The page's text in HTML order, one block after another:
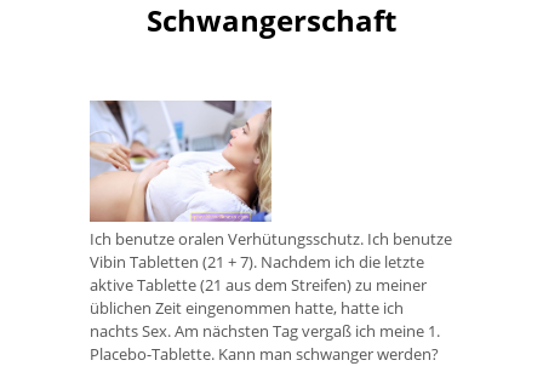
Schwangerschaft
Ich benutze oralen Verhütungsschutz. Ich benutze
Vibin Tabletten (21 + 7). Nachdem ich die letzte
aktive Tablette (21 aus dem Streifen) zu meiner
üblichen Zeit eingenommen hatte, hatte ich
nachts Sex. Am nächsten Tag vergaß ich meine 1.
Placebo-Tablette. Kann man schwanger werden?